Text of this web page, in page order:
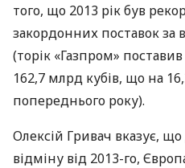
того, що 2013 рік був
закордонних поставок за
(торік «Газпром»
162,7 млрд кубів, що на
попереднього року).
Олексій Гривач вказує,
відміну від 2013-го,